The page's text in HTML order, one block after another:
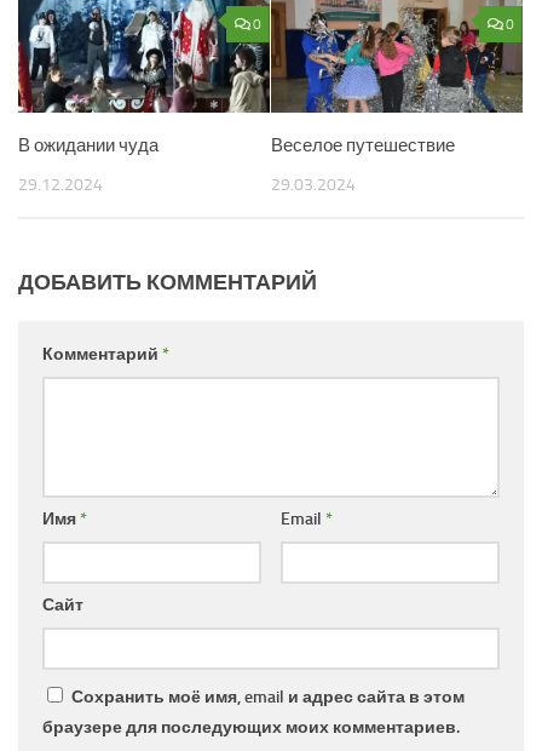
0
В ожидании чуда
29.12.2024
0
Веселое путешествие
29.03.2024
ДОБАВИТЬ КОММЕНТАРИЙ
Комментарий *
Имя* Email *
Сайт
Сохранить моё имя, email и адрес сайта в этом
браузере для последующих моих комментариев.